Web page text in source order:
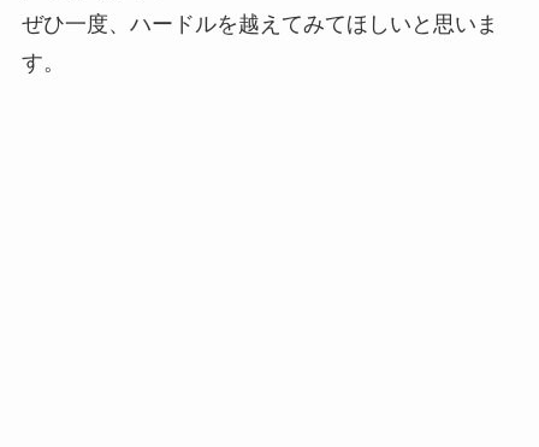
ぜひ一度、ハードルを越えてみてほしいと思いま
す。